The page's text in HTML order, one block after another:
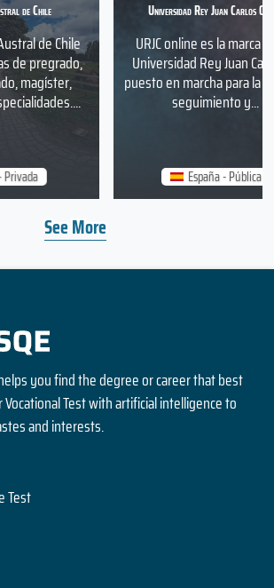
Privada
de Chile
de Chile
de pregrado,
magíster,
España - Pública
Universidad Rey Juan Carlos
URJC online es la marca
Universidad Rey Juan
puesto en marcha para la
seguimiento y...
See More
you find the degree or career that best
Test with artificial intelligence to
and interests.
Test